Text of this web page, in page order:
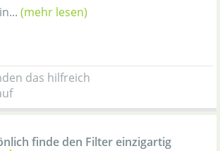
(mehr lesen)
das hilfreich
finde den Filter einzigartig